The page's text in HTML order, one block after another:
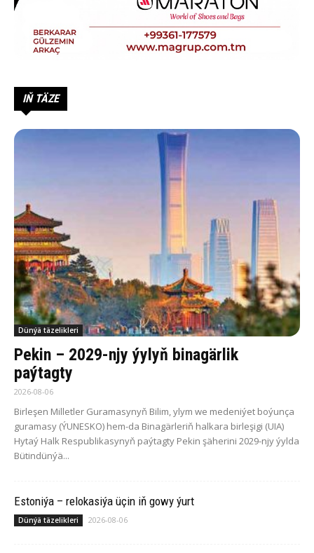
IŇ TÄZE
Dünýä täzelikleri
Pekin – 2029-njy ýylyň binagärlik
paýtagty
2026-08-06
Birleşen Milletler Guramasynyň Bilim, ylym we medeniýet boýunça
guramasy (ÝUNESKO) hem-da Binagärleriň halkara birleşigi (UIA)
Hytaý Halk Respublikasynyň paýtagty Pekin şäherini 2029-njy ýylda
Bütindünýä...
Estoniýa – relokasiýa üçin iň gowy ýurt
Dünýä täzelikleri 2026-08-06